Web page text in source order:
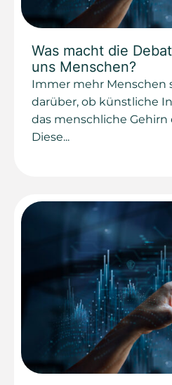
Was macht die
uns Menschen?
Immer mehr Menschen
darüber, ob künstliche
das menschliche Gehirn
Diese...